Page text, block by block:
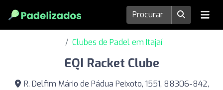
Clubes de Padel em Itajaí
EQI Racket Clube
R. Delfim Mário de Pádua Peixoto, 1551, 88306-842,